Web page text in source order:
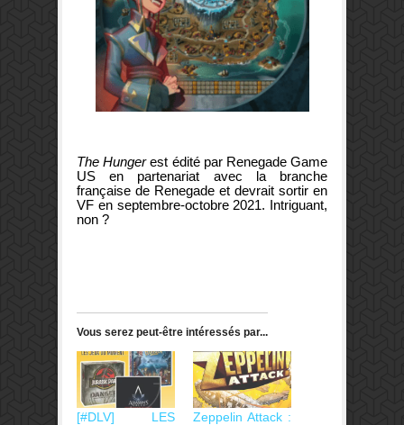
The Hungerest édité par Renegade Game
US en partenariat avec la branche
française de Renegade et devrait sortir en
VF en septembre-octobre 2021. Intriguant,
non ?
Vous serez peut-être intéressés par...
[#DLV] LES
Zeppelin Attack :